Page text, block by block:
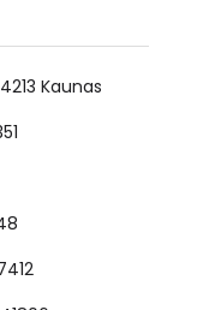
Kaunas